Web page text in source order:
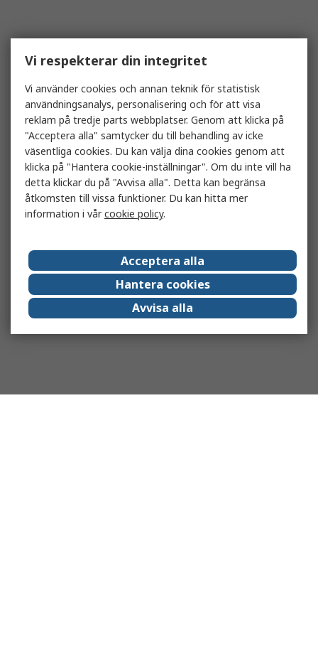
Vi respekterar din integritet
Vi använder cookies och annan teknik för statistisk
användningsanalys, personalisering och för att visa
reklam på tredje parts webbplatser. Genom att klicka på
"Acceptera alla" samtycker du till behandling av icke
väsentliga cookies. Du kan välja dina cookies genom att
klicka på "Hantera cookie-inställningar". Om du inte vill ha
detta klickar du på "Avvisa alla". Detta kan begränsa
åtkomsten till vissa funktioner. Du kan hitta mer
information i vårcookie policy.
Acceptera alla
Hantera cookies
Avvisa alla